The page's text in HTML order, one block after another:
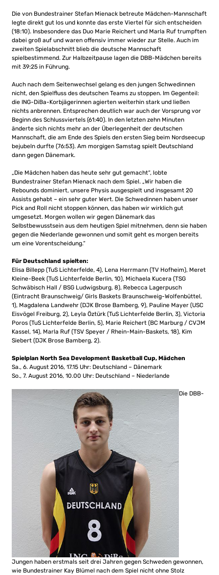
Die von Bundestrainer Stefan Mienack betreute Mädchen-Mannschaft
legte direkt gut los und konnte das erste Viertel für sich entscheiden
(18:10). Insbesondere das Duo Marie Reichert und Marla Ruf trumpften
dabei groß auf und waren offensiv immer wieder zur Stelle. Auch im
zweiten Spielabschnitt blieb die deutsche Mannschaft
spielbestimmend. Zur Halbzeitpause lagen die DBB-Mädchen bereits
mit 39:25 in Führung.
Auch nach dem Seitenwechsel gelang es den jungen Schwedinnen
nicht, den Spielfluss des deutschen Teams zu stoppen. Im Gegenteil:
die ING-DiBa-Korbjägerinnen agierten weiterhin stark und ließen
nichts anbrennen. Entsprechen deutlich war auch der Vorsprung vor
Beginn des Schlussviertels (61:40). In den letzten zehn Minuten
änderte sich nichts mehr an der Überlegenheit der deutschen
Mannschaft, die am Ende des Spiels den ersten Sieg beim Nordseecup
bejubeln durfte (76:53). Am morgigen Samstag spielt Deutschland
dann gegen Dänemark.
„Die Mädchen haben das heute sehr gut gemacht“, lobte
Bundestrainer Stefan Mienack nach dem Spiel. „Wir haben die
Rebounds dominiert, unsere Physis ausgespielt und insgesamt 20
Assists gehabt – ein sehr guter Wert. Die Schwedinnen haben unser
Pick and Roll nicht stoppen können, das haben wir wirklich gut
umgesetzt. Morgen wollen wir gegen Dänemark das
Selbstbewusstsein aus dem heutigen Spiel mitnehmen, denn sie haben
gegen die Niederlande gewonnen und somit geht es morgen bereits
um eine Vorentscheidung.“
Für Deutschland spielten:
Elisa Billepp (TuS Lichterfelde, 4), Lena Herrmann (TV Hofheim), Meret
Kleine-Beek (TuS Lichterfelde Berlin, 10), Michaela Kucera (TSG
Schwäbisch Hall / BSG Ludwigsburg, 8), Rebecca Lagerpusch
(Eintracht Braunschweig/ Girls Baskets Braunschweig-Wolfenbüttel,
1), Magdalena Landwehr (DJK Brose Bamberg, 9), Pauline Mayer (USC
Eisvögel Freiburg, 2), Leyla Öztürk (TuS Lichterfelde Berlin, 3), Victoria
Poros (TuS Lichterfelde Berlin, 5), Marie Reichert (BC Marburg / CVJM
Kassel, 14), Marla Ruf (TSV Speyer / Rhein-Main-Baskets, 18), Kim
Siebert (DJK Brose Bamberg, 2).
Spielplan North Sea Development Basketball Cup, Mädchen
Sa., 6. August 2016, 17.15 Uhr: Deutschland – Dänemark
So., 7. August 2016, 10.00 Uhr: Deutschland – Niederlande
Die DBB-
Jungen haben erstmals seit drei Jahren gegen Schweden gewonnen,
wie Bundestrainer Kay Blümel nach dem Spiel nicht ohne Stolz